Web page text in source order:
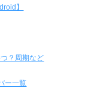
】
？周期など
ー一覧